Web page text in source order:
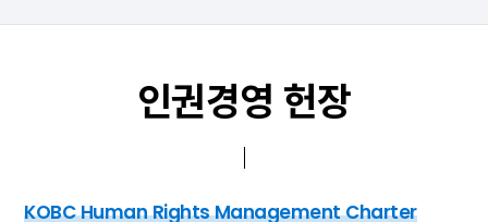
인권경영 헌장
KOBC Human Rights Management Charter